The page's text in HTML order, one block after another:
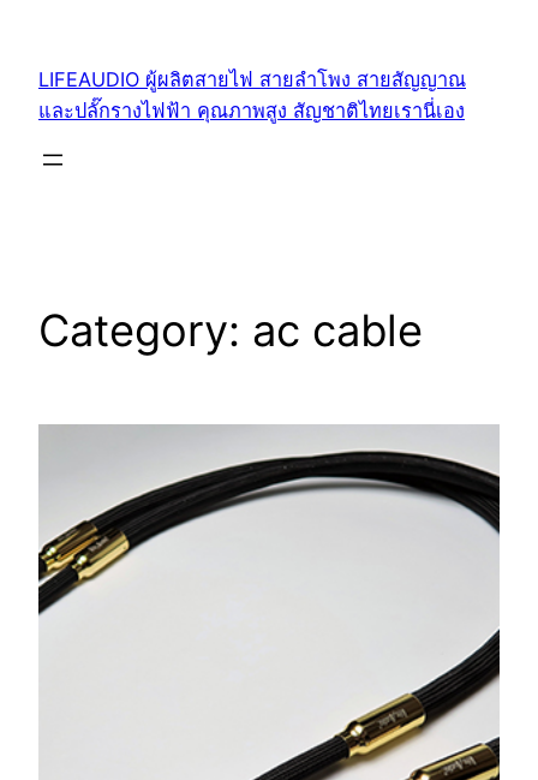
content
LIFEAUDIO ผู้ผลิตสายไฟ สายลำโพง สายสัญญาณ
และปลั๊กรางไฟฟ้า คุณภาพสูง สัญชาติไทยเรานี่เอง
Category: ac cable